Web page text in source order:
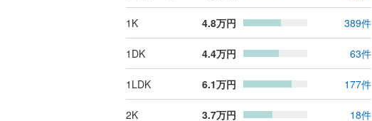
1K 4.8万円 389件
1DK 4.4万円 63件
1LDK 6.1万円 177件
2K 3.7万円 18件